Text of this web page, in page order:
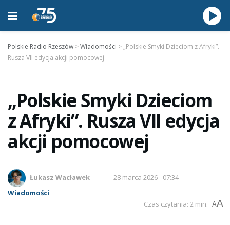
Polskie Radio Rzeszów >Wiadomości > „Polskie Smyki Dzieciom z Afryki”.
Rusza VII edycja akcji pomocowej
„Polskie Smyki Dzieciom
z Afryki”. Rusza VII edycja
akcji pomocowej
Łukasz Wacławek
28 marca 2026 - 07:34
Wiadomości
Czas czytania: 2 min. AA